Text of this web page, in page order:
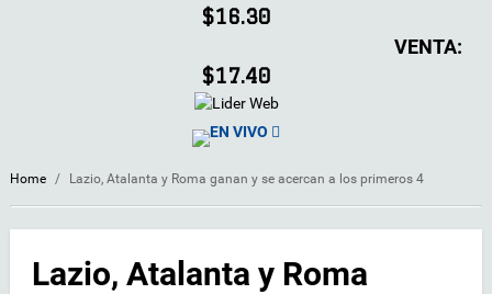
$16.30
VENTA:
$17.40
EN VIVO
Home / Lazio, Atalanta y Roma ganan y se acercan a los primeros 4
Lazio, Atalanta y Roma